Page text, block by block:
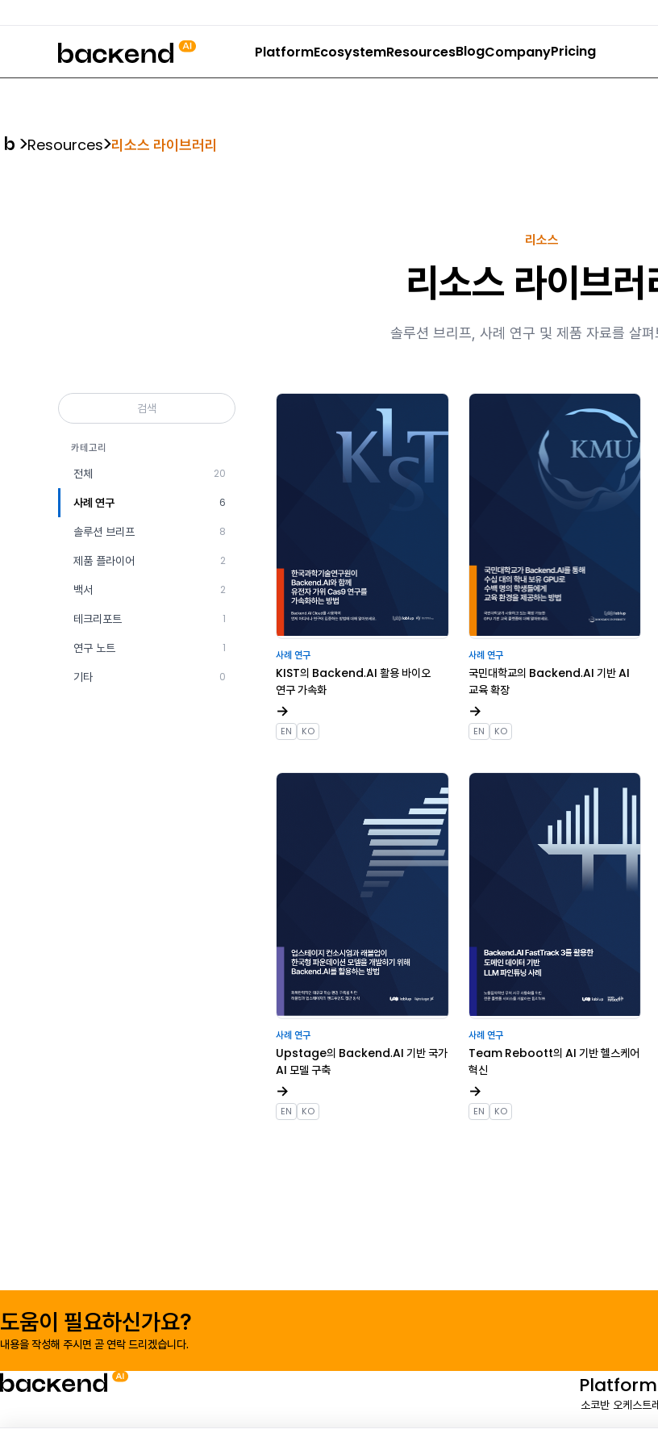
PlatformEcosystemResourcesBlogCompanyPricing
Resources 리소스 라이브러리
리소스
리소스 라이브러
솔루션 브리프, 사례 연구 및 제품 자료를 살펴
카테고리
전체 20
사례 연구 6
솔루션 브리프 8
제품 플라이어 2
백서 2
테크리포트 1
연구 노트 1
기타 0
사례 연구
KIST의 Backend.AI 활용 바이오
연구 가속화
→
EN KO
사례 연구
국민대학교의 Backend.AI 기반 AI
교육 확장
→
EN KO
사례 연구
Upstage의 Backend.AI 기반 국가
AI 모델 구축
→
EN KO
사례 연구
Team Reboott의 AI 기반 헬스케어
혁신
→
EN KO
도움이 필요하신가요?
내용을 작성해 주시면 곧 연락 드리겠습니다.
Platform
소코반 오케스트